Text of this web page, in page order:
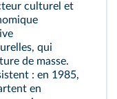
culturel et
qui
de masse.
: en 1985,
en